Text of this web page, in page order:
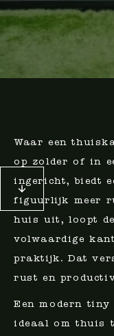
Waar een
op zolder of in
ingericht, biedt
figuurlijk meer
huis uit, loopt
volwaardige
praktijk. Dat
rust en
Een modern
ideaal om thuis